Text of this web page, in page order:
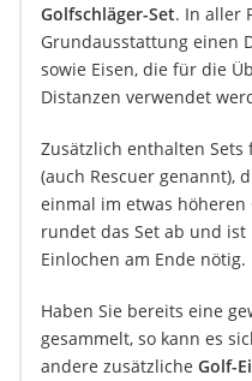
Golfschläger-Set. In aller
Grundausstattung einen
sowie Eisen, die für die
Distanzen verwendet
Zusätzlich enthalten
(auch Rescuer genannt),
einmal im etwas
rundet das Set ab und
Einlochen am Ende nötig.
Haben Sie bereits eine
gesammelt, so kann es
andere zusätzliche Golf-